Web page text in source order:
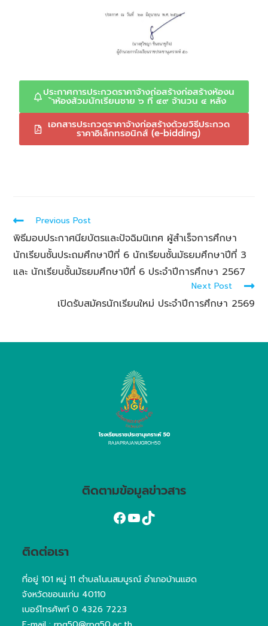
ประกาศการประกวดราคาจ้างก่อสร้างก่อสร้างห้องน
้าห้องส้วมนักเรียนชาย ๖ ที่ ๔๙ จ้านวน ๔ หลัง
เอกสารประกวดราคาจ้างก่อสร้างด้วยวิธีประกวด
ราคาอิเล็กทรอนิกส์ (e-bidding)
Previous Post
พิธีมอบประกาศนียบัตรและปัจฉิมนิเทศ ผู้สำเร็จการศึกษา
นักเรียนชั้นประถมศึกษาปีที่ 6 นักเรียนชั้นมัธยมศึกษาปีที่ 3
และ นักเรียนชั้นมัธยมศึกษาปีที่ 6 ประจำปีการศึกษา 2567
Next Post
เปิดรับสมัครนักเรียนใหม่ ประจำปีการศึกษา 2569
ติดตามข้อมูลข่าวสาร
ติดต่อเรา
ที่อยู่ 101 หมู่ 11 ตำบลโนนสมบูรณ์ อำเภอบ้านแฮด
จังหวัดขอนแก่น 40110
เบอร์โทรศัพท์0 4326 7223